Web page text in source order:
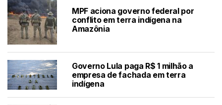
MPF aciona governo federal por
conflito em terra indígena na
Amazônia
Governo Lula paga R$ 1 milhão a
empresa de fachada em terra
indígena